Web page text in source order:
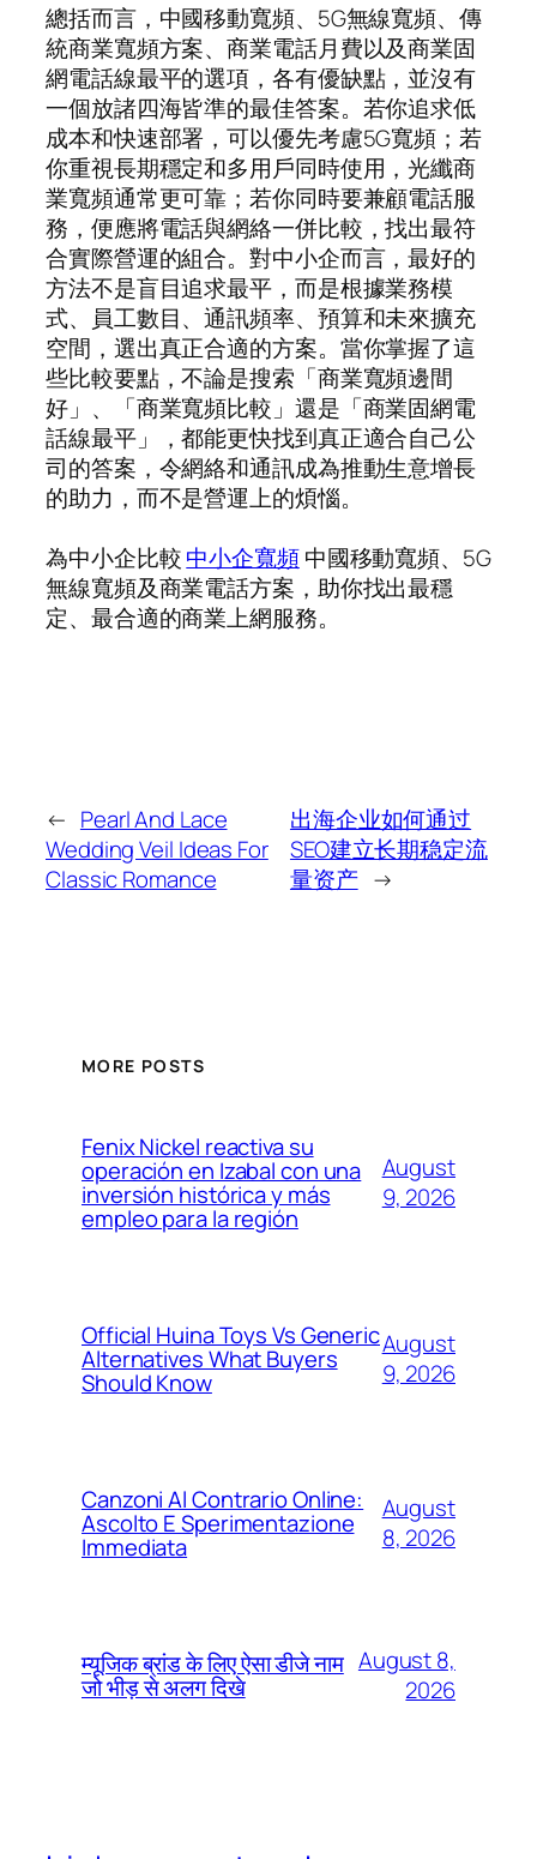
總括而言，中國移動寬頻、5G無線寬頻、傳
統商業寬頻方案、商業電話月費以及商業固
網電話線最平的選項，各有優缺點，並沒有
一個放諸四海皆準的最佳答案。若你追求低
成本和快速部署，可以優先考慮5G寬頻；若
你重視長期穩定和多用戶同時使用，光纖商
業寬頻通常更可靠；若你同時要兼顧電話服
務，便應將電話與網絡一併比較，找出最符
合實際營運的組合。對中小企而言，最好的
方法不是盲目追求最平，而是根據業務模
式、員工數目、通訊頻率、預算和未來擴充
空間，選出真正合適的方案。當你掌握了這
些比較要點，不論是搜索「商業寬頻邊間
好」、「商業寬頻比較」還是「商業固網電
話線最平」，都能更快找到真正適合自己公
司的答案，令網絡和通訊成為推動生意增長
的助力，而不是營運上的煩惱。
為中小企比較中小企寬頻中國移動寬頻、5G
無線寬頻及商業電話方案，助你找出最穩
定、最合適的商業上網服務。
← Pearl And Lace
Wedding Veil Ideas For
Classic Romance
出海企业如何通过
SEO建立长期稳定流
量资产 →
MORE POSTS
Fenix Nickel reactiva su
operación en Izabal con una
inversión histórica y más
empleo para la región
August
9, 2026
Official Huina Toys Vs Generic
Alternatives What Buyers
Should Know
August
9, 2026
Canzoni Al Contrario Online:
Ascolto E Sperimentazione
Immediata
August
8, 2026
म्यूजिक ब्रांड के लिए ऐसा डीजे नाम
जो भीड़ से अलग दिखे
August 8,
2026